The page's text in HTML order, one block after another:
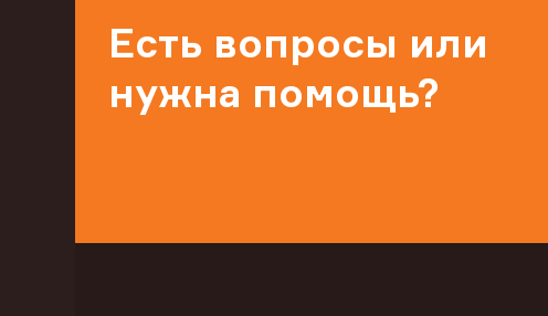
Есть вопросы или
нужна помощь?